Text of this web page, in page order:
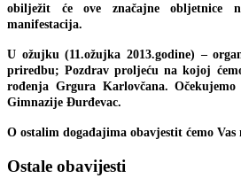
obilježit će ove značajne obljetnice
manifestacija.
U ožujku (11.ožujka 2013.godine) –
priredbu; Pozdrav proljeću na kojoj
rođenja Grgura Karlovčana.
Gimnazije Đurđevac.
O ostalim događajima obavjestit ćemo Vas
Ostale obavijesti